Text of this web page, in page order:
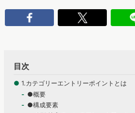
目次
● 1.カテゴリーエントリーポイントとは
●概要
●構成要素